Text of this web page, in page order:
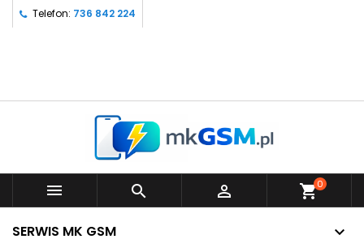
Telefon: 736 842 224
   shopping_cart0
SERWIS MK GSM